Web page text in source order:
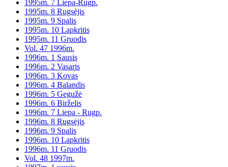
1995m. 7 Liepa-Rugp.
1995m. 8 Rugsėjis
1995m. 9 Spalis
1995m. 10 Lapkritis
1995m. 11 Gruodis
Vol. 47 1996m.
1996m. 1 Sausis
1996m. 2 Vasaris
1996m. 3 Kovas
1996m. 4 Balandis
1996m. 5 Gegužė
1996m. 6 Birželis
1996m. 7 Liepa - Rugp.
1996m. 8 Rugsėjis
1996m. 9 Spalis
1996m. 10 Lapkritis
1996m. 11 Gruodis
Vol. 48 1997m.